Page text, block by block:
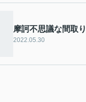
摩訶不思議な間取
2022.05.30